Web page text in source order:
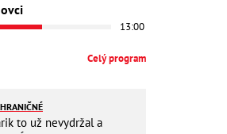
13:00
Celý program
to už nevydržal a